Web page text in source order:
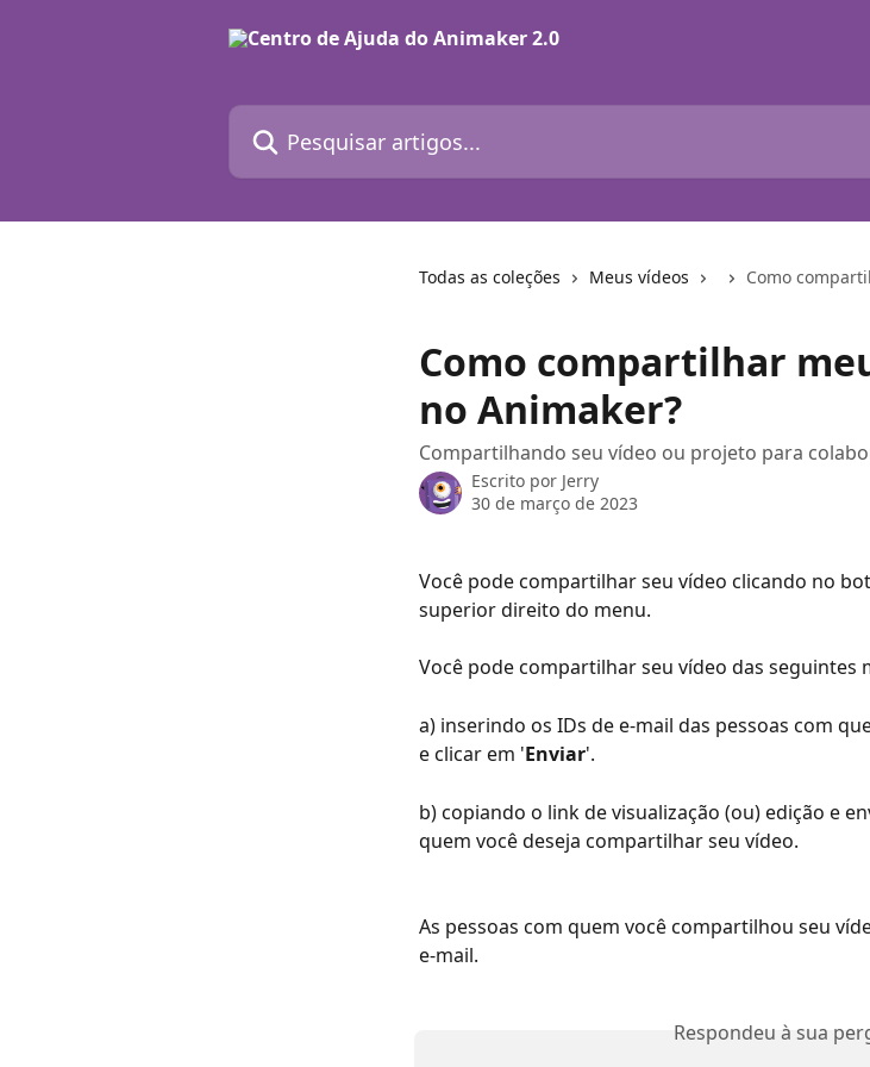
Pesquisar artigos...
Todas as coleções Meus vídeos Como
Como compartilhar
no Animaker?
Compartilhando seu vídeo ou projeto para
Escrito por Jerry
30 de março de 2023
Você pode compartilhar seu vídeo clicando no
superior direito do menu.
Você pode compartilhar seu vídeo das seguintes
a) inserindo os IDs de e-mail das pessoas com
e clicar em 'Enviar'.
b) copiando o link de visualização (ou) edição e
quem você deseja compartilhar seu vídeo.
As pessoas com quem você compartilhou seu
e-mail.
Respondeu à sua